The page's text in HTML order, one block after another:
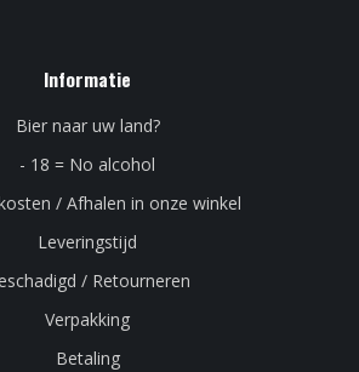
Informatie
Bier naar uw land?
- 18 = No alcohol
/ Afhalen in onze winkel
Leveringstijd
/ Retourneren
Verpakking
Betaling